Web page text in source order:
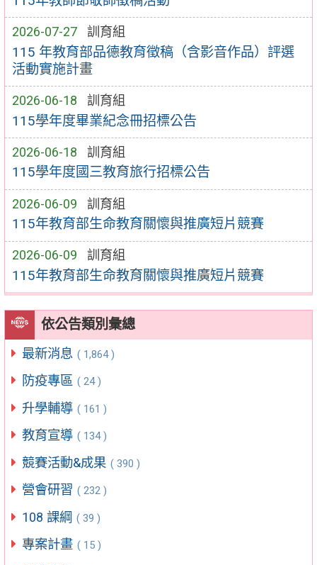
2026-07-27 訓育組
115 年教育部品德教育徵稿（含影音作品）評選
活動實施計畫
2026-06-18 訓育組
115學年度畢業紀念冊招標公告
2026-06-18 訓育組
115學年度國三教育旅行招標公告
2026-06-09 訓育組
115年教育部生命教育關懷與推廣短片競賽
2026-06-09 訓育組
115年教育部生命教育關懷與推廣短片競賽
依公告類別彙總
最新消息 ( 1,864 )
防疫專區 ( 24 )
升學輔導 ( 161 )
教育宣導 ( 134 )
競賽活動&成果 ( 390 )
營會研習 ( 232 )
108 課綱 ( 39 )
專案計畫 ( 15 )